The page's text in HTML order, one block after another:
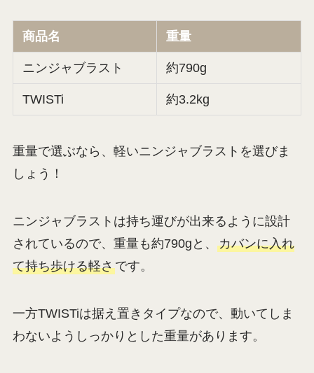
商品名 重量
ニンジャブラスト 約790g
TWISTi 約3.2kg
重量で選ぶなら、軽いニンジャブラストを選びま
しょう！
ニンジャブラストは持ち運びが出来るように設計
されているので、重量も約790gと、 カバンに入れ
て持ち歩ける軽さです。
一方TWISTiは据え置きタイプなので、動いてしま
わないようしっかりとした重量があります。